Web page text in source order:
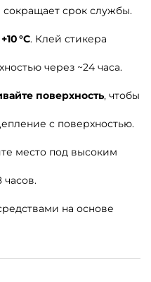
сокращает срок службы.
°C. Клей стикера
через ~24 часа.
поверхность, чтобы
c поверхностью.
место под высоким
на основе